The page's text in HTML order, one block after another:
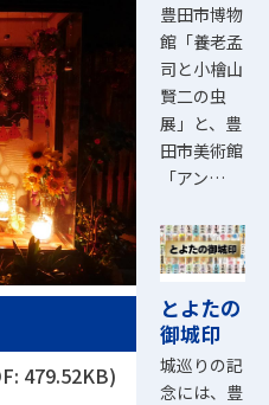
479.52KB)
豊田市博物
館「養老孟
司と小檜山
賢二の虫
展」と、豊
田市美術館
「アン…
とよたの
御城印
城巡りの記
念には、豊